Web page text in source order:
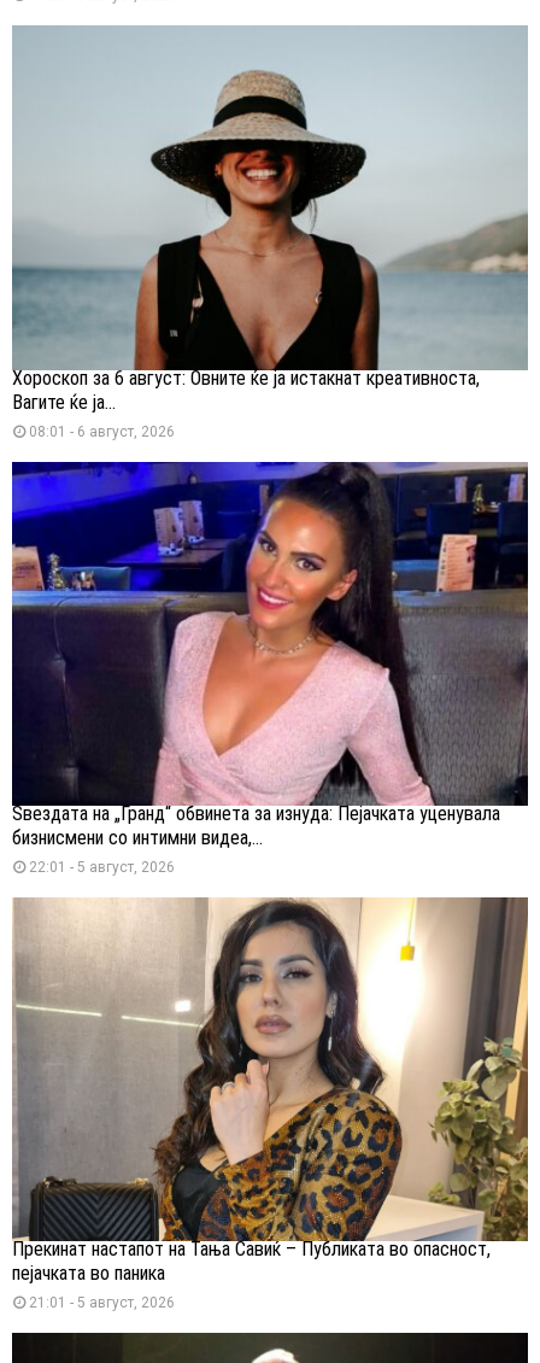
Хороскоп за 6 август: Овните ќе ја истакнат креативноста,
Вагите ќе ја...
08:01 - 6 август, 2026
Ѕвездата на „Гранд“ обвинета за изнуда: Пејачката уценувала
бизнисмени со интимни видеа,...
22:01 - 5 август, 2026
Прекинат настапот на Тања Савиќ – Публиката во опасност,
пејачката во паника
21:01 - 5 август, 2026